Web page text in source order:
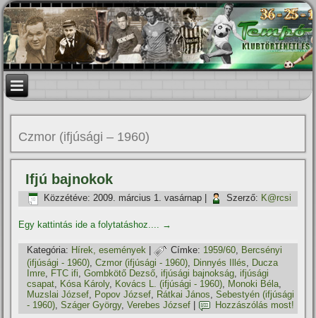
Czmor (ifjúsági – 1960)
Ifjú bajnokok
Közzétéve: 2009. március 1. vasárnap Szerző: K@rcsi
Egy kattintás ide a folytatáshoz.... →
Kategória: Hí­rek, események | Címke: 1959/60, Bercsényi
(ifjúsági - 1960),Czmor (ifjúsági - 1960), Dinnyés Illés, Ducza
Imre, FTC ifi,Gombkötő Dezső,ifjúsági bajnokság,ifjúsági
csapat, Kósa Károly, Kovács L. (ifjúsági - 1960), Monoki Béla,
Muzslai József, Popov József, Rátkai János,Sebestyén (ifjúsági
- 1960),Száger György,Verebes József Hozzászólás most!